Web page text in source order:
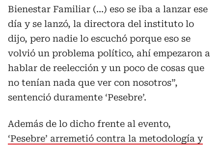
Bienestar Familiar (...) eso se iba a lanzar ese
día y se lanzó, la directora del instituto lo
dijo, pero nadie lo escuchó porque eso se
volvió un problema político, ahí empezaron a
hablar de reelección y un poco de cosas que
no tenían nada que ver con nosotros”,
sentenció duramente ‘Pesebre’.
Además de lo dicho frente al evento,
‘Pesebre’ arremetió contra la metodología y